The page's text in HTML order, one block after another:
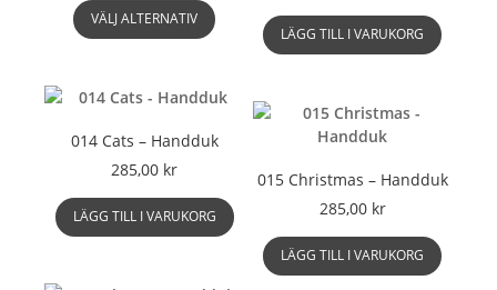
285,00 kr
VÄLJ ALTERNATIV
här
produkten
flera
varianter.
De
alternativen
kan
väljas
produktsidan
LÄGG TILL I VARUKORG
014 Cats – Handduk
285,00 kr
LÄGG TILL I VARUKORG
015 Christmas – Handduk
285,00 kr
LÄGG TILL I VARUKORG